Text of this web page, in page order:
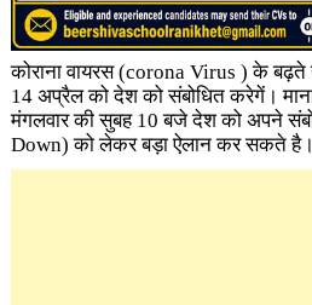
कोराना वायरस (corona Virus ) के
14 अप्रैल को देश को संबोधित करेगें। माना
मंगलवार की सुबह 10 बजे देश को अपने
Down) को लेकर बड़ा ऐलान कर सकते है।